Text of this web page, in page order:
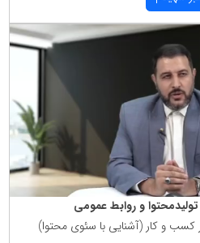
و روابط عمومی
و كار (آشنایی با سئوی محتوا)